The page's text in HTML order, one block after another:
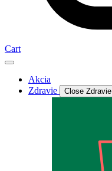
Cart
Akcia
Zdravie
Close Zdravie